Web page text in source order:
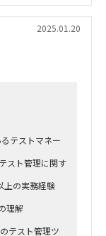
入支援を行って
2025.01.20
テストマネー
スト管理に関す
上の実務経験
理解
テスト管理ツ